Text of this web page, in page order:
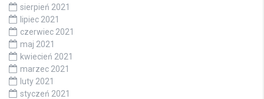
sierpień 2021
lipiec 2021
czerwiec 2021
maj 2021
kwiecień 2021
marzec 2021
luty 2021
styczeń 2021